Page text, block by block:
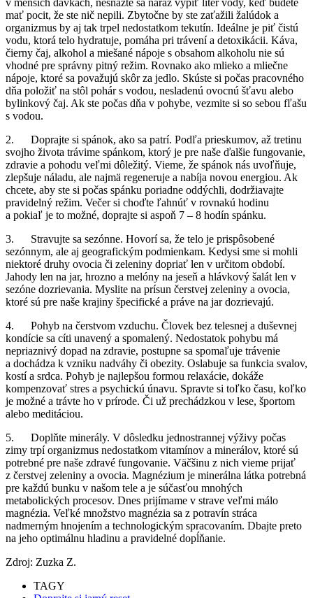
mať pocit, že ste nič nepili. Zbytočne by ste zaťažili žalúdok a
organizmus by aj tak trpel nedostatkom tekutín. Ideálne je piť čistú
vodu, ktorá telo hydratuje, pomáha pri trávení a detoxikácii. Káva,
čierny čaj, alkohol a miešané nápoje s obsahom alkoholu nie sú
vhodné pre správny pitný režim. Rovnako ako mlieko a mliečne
nápoje, ktoré sa považujú skôr za jedlo. Skúste si počas pracovného
dňa položiť na stôl pohár s vodou, nesladenú ovocnú šťavu alebo
bylinkový čaj. Ak ste počas dňa v pohybe, vezmite si so sebou fľašu
s vodou.
2. Doprajte si spánok, ako sa patrí. Podľa prieskumov, až tretinu
svojho života trávime spánkom, ktorý je pre naše ďalšie fungovanie,
zdravie a pohodu veľmi dôležitý. Vieme, že spánok nás uvoľňuje,
zlepšuje náladu, ale najmä regeneruje a nabíja novou energiou. Ak
chcete, aby ste si počas spánku poriadne oddýchli, dodržiavajte
pravidelný režim. Večer si choďte ľahnúť v rovnakú hodinu
a pokiaľ je to možné, doprajte si aspoň 7 – 8 hodín spánku.
3. Stravujte sa sezónne. Hovorí sa, že telo je prispôsobené
sezónnym, ale aj geografickým podmienkam. Kedysi sme si mohli
niektoré druhy ovocia či zeleniny dopriať len v určitom období.
Jahody len na jar, hrozno a melóny na jeseň a hlávkový šalát len v
sezóne dozrievania. Myslite na prísun čerstvej zeleniny a ovocia,
ktoré sú pre naše krajiny špecifické a práve na jar dozrievajú.
4. Pohyb na čerstvom vzduchu. Človek bez telesnej a duševnej
kondície sa cíti unavený a spomalený. Nedostatok pohybu má
nepriaznivý dopad na zdravie, postupne sa spomaľuje trávenie
a dochádza k vzniku nadváhy či obezity. Oslabuje sa funkcia svalov,
kostí a srdca. Pohyb je najlepšou formou relaxácie, dokáže
kompenzovať stres a psychickú únavu. Spravte si toľko času, koľko
je možné a trávte ho v prírode. Či už prechádzkou v lese, športom
alebo meditáciou.
5. Doplňte minerály. V dôsledku jednostrannej výživy počas
zimy trpí organizmus nedostatkom vitamínov a minerálov, ktoré sú
potrebné pre naše zdravé fungovanie. Väčšinu z nich vieme prijať
z čerstvej zeleniny a ovocia. Magnézium je minerálna látka potrebná
pre každú bunku v našom tele a je súčasťou mnohých
metabolických procesov. Dnes prijímame v strave veľmi málo
magnézia. Veľké množstvo magnézia sa z potravín stráca
nadmerným hnojením a technologickým spracovaním. Dbajte preto
na jeho optimálnu hladinu a pravidelné dopĺňanie.
Zdroj: Zuzka Z.
TAGY